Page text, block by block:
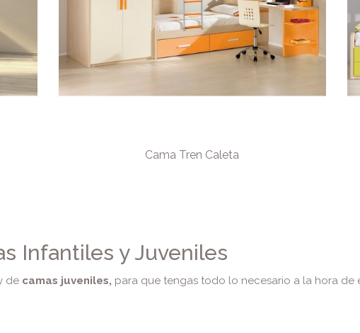
Cama Tren Caleta
Infantiles y Juveniles
de camas juveniles, para que tengas todo lo necesario a la hora de